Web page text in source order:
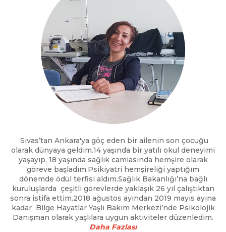
Sivas’tan Ankara'ya göç eden bir ailenin son çocuğu
olarak dünyaya geldim.14 yaşında bir yatılı okul deneyimi
yaşayıp, 18 yaşında sağlık camiasında hemşire olarak
göreve başladım.Psikiyatri hemşireliği yaptığım
dönemde ödül terfisi aldım.Sağlık Bakanlığı’na bağlı
kuruluşlarda çeşitli görevlerde yaklaşık 26 yıl çalıştıktan
sonra istifa ettim.2018 ağustos ayından 2019 mayıs ayına
kadar Bilge Hayatlar Yaşlı Bakım Merkezi’nde Psikolojik
Danışman olarak yaşlılara uygun aktiviteler düzenledim.
Daha Fazlası